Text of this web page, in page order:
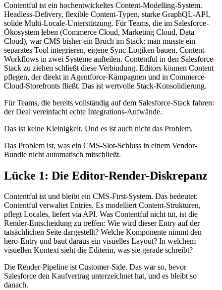
Contentful ist ein hochentwickeltes Content-Modelling-System.
Headless-Delivery, flexible Content-Typen, starke GraphQL-API,
solide Multi-Locale-Unterstützung. Für Teams, die im Salesforce-
Ökosystem leben (Commerce Cloud, Marketing Cloud, Data
Cloud), war CMS bisher ein Bruch im Stack: man musste ein
separates Tool integrieren, eigene Sync-Logiken bauen, Content-
Workflows in zwei Systeme aufteilen. Contentful in den Salesforce-
Stack zu ziehen schließt diese Verbindung. Editors können Content
pflegen, der direkt in Agentforce-Kampagnen und in Commerce-
Cloud-Storefronts fließt. Das ist wertvolle Stack-Konsolidierung.
Für Teams, die bereits vollständig auf dem Salesforce-Stack fahren:
der Deal vereinfacht echte Integrations-Aufwände.
Das ist keine Kleinigkeit. Und es ist auch nicht das Problem.
Das Problem ist, was ein CMS-Slot-Schluss in einem Vendor-
Bundle nicht automatisch mitschließt.
Lücke 1: Die Editor-Render-Diskrepanz
Contentful ist und bleibt ein CMS-First-System. Das bedeutet:
Contentful verwaltet Entries. Es modelliert Content-Strukturen,
pflegt Locales, liefert via API. Was Contentful nicht tut, ist die
Render-Entscheidung zu treffen: Wie wird dieser Entry auf der
tatsächlichen Seite dargestellt? Welche Komponente nimmt den
hero-Entry und baut daraus ein visuelles Layout? In welchem
visuellen Kontext sieht die Editerin, was sie gerade schreibt?
Die Render-Pipeline ist Customer-Side. Das war so, bevor
Salesforce den Kaufvertrag unterzeichnet hat, und es bleibt so
danach.